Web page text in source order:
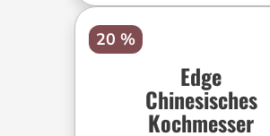
20 %
Edge
Chinesisches
Kochmesser